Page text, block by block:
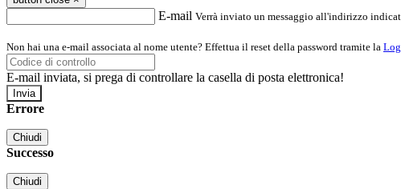
E-mail Verrà inviato un messaggio all'indirizzo
Non hai una e-mail associata al nome utente? Effettua il reset della password tramite la
E-mail inviata, si prega di controllare la casella di posta elettronica!
Errore
Chiudi
Successo
Chiudi